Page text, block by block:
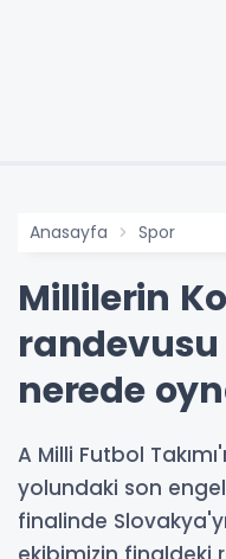
Anasayfa Spor
Millilerin
nerede
A Milli Futbol
yolundaki son
finalinde